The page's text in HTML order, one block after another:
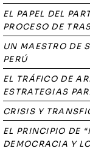
EL PAPEL DEL
PROCESO DE
UN MAESTRO DE
PERÚ
EL TRÁFICO DE
ESTRATEGIAS
CRISIS Y
EL PRINCIPIO DE
DEMOCRACIA Y